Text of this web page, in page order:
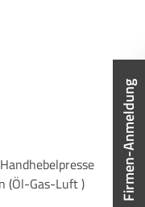
(Öl-Gas-Luft )
Firmen-Anmeldung